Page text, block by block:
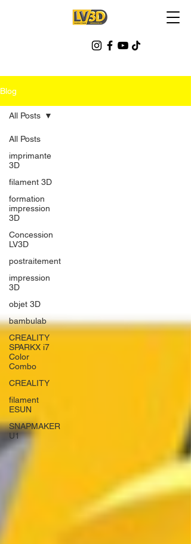
Blog
All Posts
imprimante
3D
filament 3D
formation
impression
3D
Concession
LV3D
postraitement
impression
3D
objet 3D
bambulab
CREALITY
SPARKX i7
Color
Combo
CREALITY
filament
ESUN
SNAPMAKER
U1
All Posts